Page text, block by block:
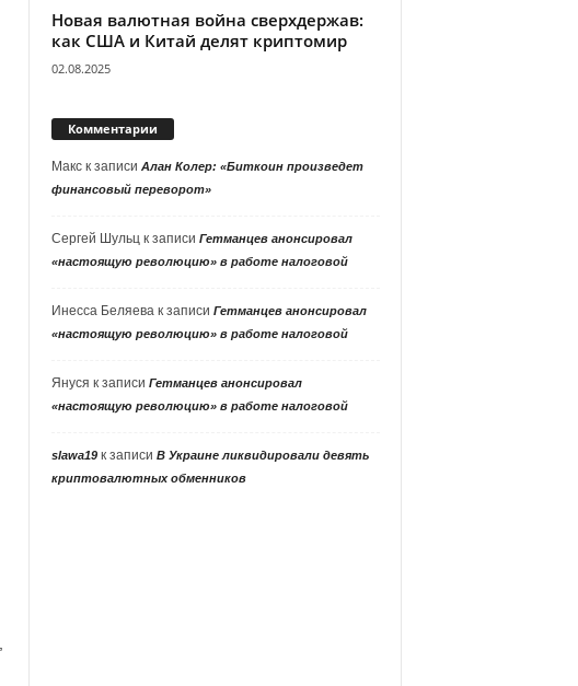
Новая валютная война сверхдержав:
как США и Китай делят криптомир
02.08.2025
Комментарии
Макск записи Алан Колер: «Биткоин произведет
финансовый переворот»
Сергей Шульцк записи Гетманцев анонсировал
«настоящую революцию» в работе налоговой
Инесса Беляевак записи Гетманцев анонсировал
«настоящую революцию» в работе налоговой
Януся к записи Гетманцев анонсировал
«настоящую революцию» в работе налоговой
slawa19к записи В Украине ликвидировали девять
криптовалютных обменников